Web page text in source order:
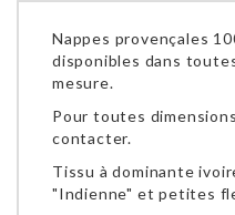
Nappes provençales
disponibles dans
mesure.
Pour toutes
contacter.
Tissu à dominante
"Indienne" et petites